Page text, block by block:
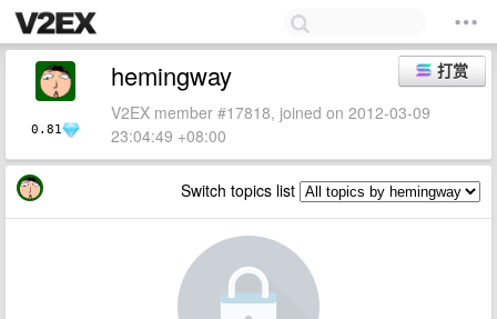
0.81
打赏
hemingway
V2EX member #17818, joined on 2012-03-09
23:04:49 +08:00
Switch topics list